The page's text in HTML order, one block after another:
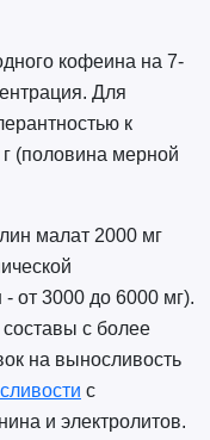
кофеина на 7-
Для
к
(половина мерной
малат 2000 мг
от 3000 до 6000 мг).
составы с более
на выносливость
с
и электролитов.